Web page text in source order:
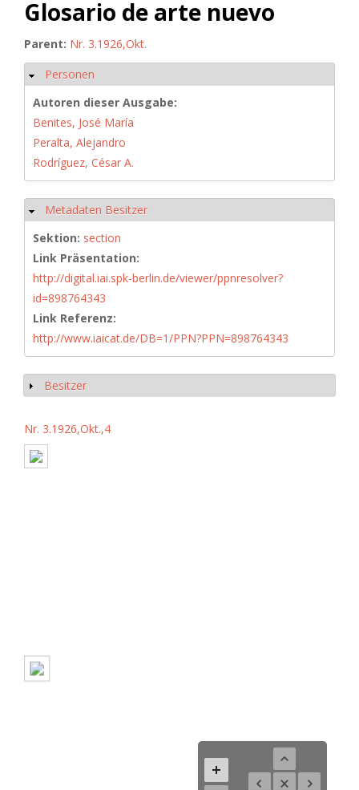
Glosario de arte nuevo
Parent: Nr. 3.1926,Okt.
Hide
Personen
Autoren dieser Ausgabe:
Benites, José María
Peralta, Alejandro
Rodríguez, César A.
Hide
Metadaten Besitzer
Sektion: section
Link Präsentation:
http://digital.iai.spk-berlin.de/viewer/ppnresolver?
id=898764343
Link Referenz:
http://www.iaicat.de/DB=1/PPN?PPN=898764343
Show
Besitzer
Nr. 3.1926,Okt.,4